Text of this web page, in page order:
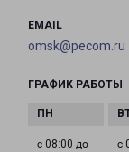
EMAIL
omsk@pecom.ru
ГРАФИК РАБОТЫ
с 08:00 до
с